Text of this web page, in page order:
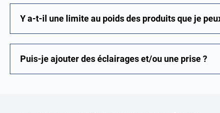
Y a-t-il une limite au poids des produits que je
Puis-je ajouter des éclairages et/ou une prise ?